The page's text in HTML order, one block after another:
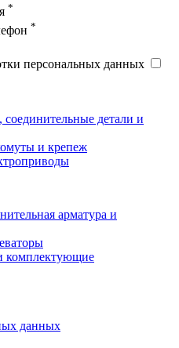
*
*
персональных данных
детали и
и крепеж
арматура и
комплектующие
данных